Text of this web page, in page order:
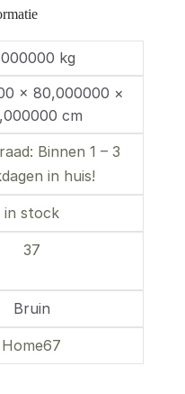
kg
× 80,000000 ×
cm
Binnen 1 – 3
in huis!
in stock
37
Bruin
Home67